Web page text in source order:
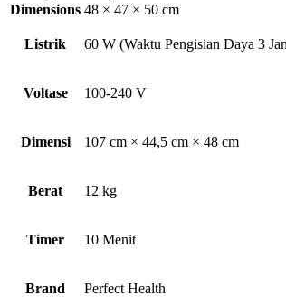
Dimensions 48 × 47 × 50 cm
Listrik 60 W (Waktu Pengisian Daya 3
Voltase 100-240 V
Dimensi 107 cm × 44,5 cm × 48 cm
Berat 12 kg
Timer 10 Menit
Brand Perfect Health